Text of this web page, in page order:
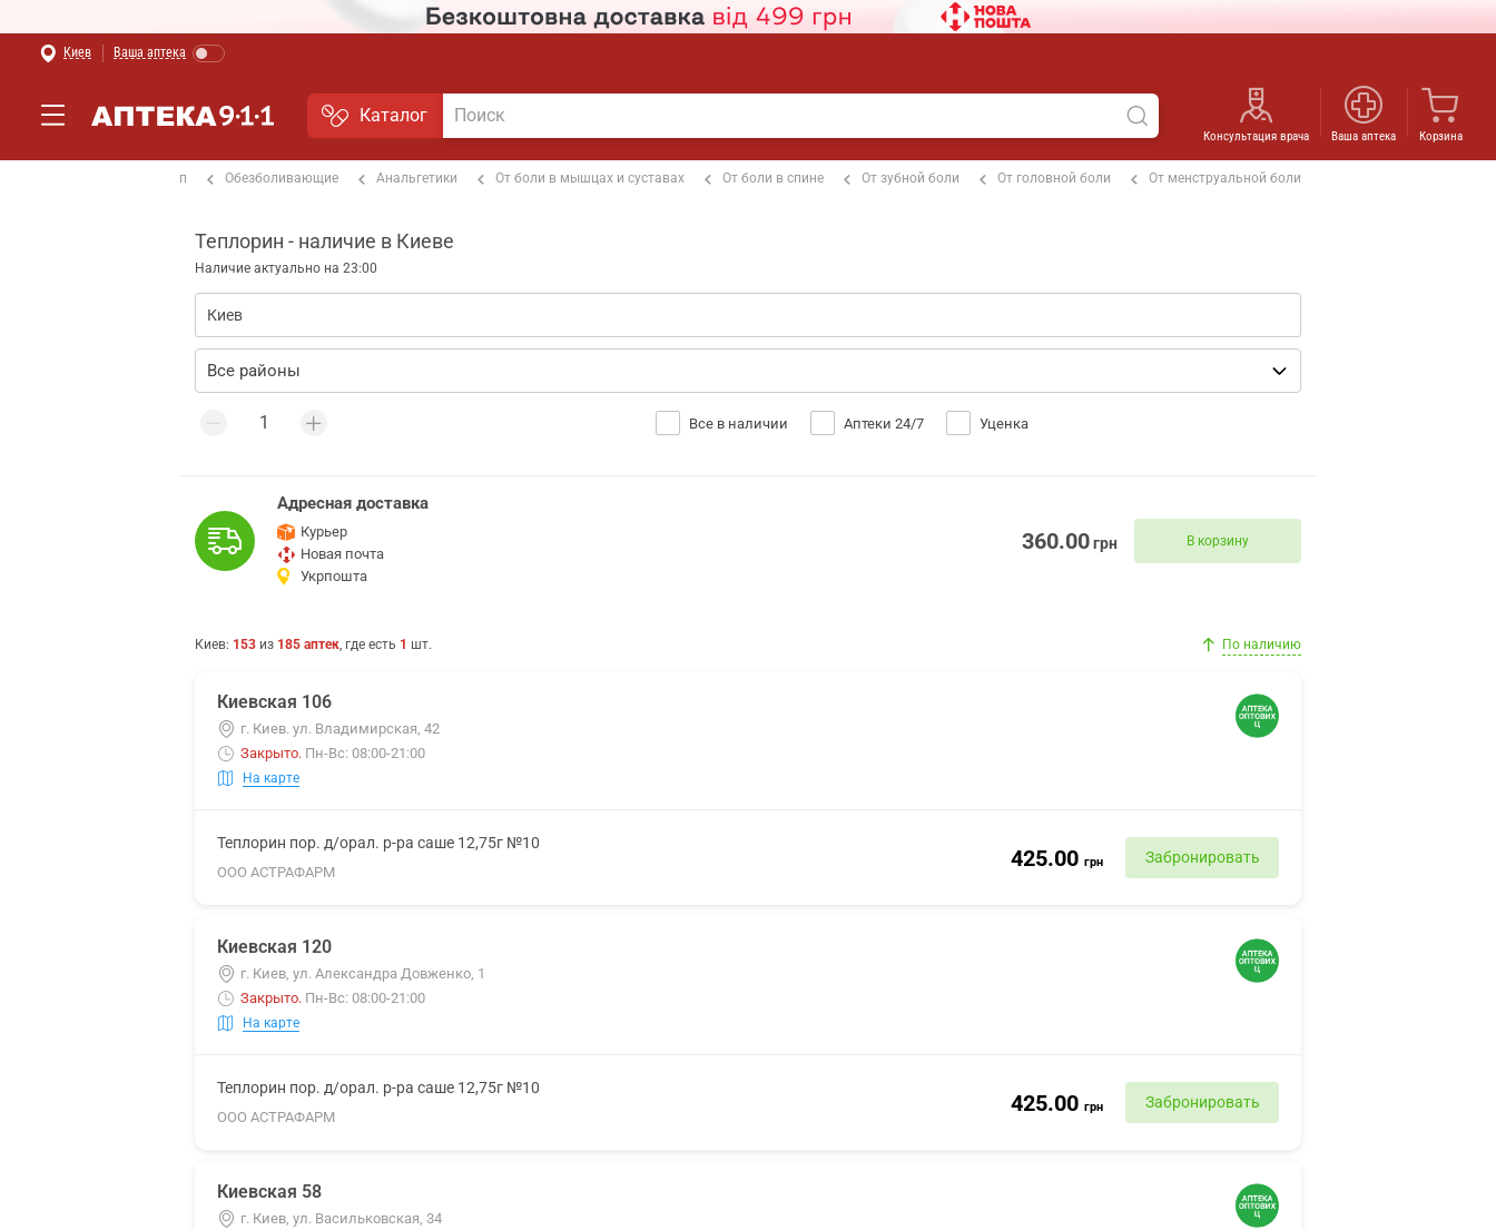
Киев Ваша аптека
Каталог
Консультация врача Ваша аптека Корзина
Простуда и грипп Обезболивающие Анальгетики От боли в мышцах и суставах От боли в спине От зубной боли От головной боли От менструальной боли
Теплорин - наличие в Киеве
Наличие актуально на 23:00
Все в наличии Аптеки 24/7 Уценка
Адресная доставка
Курьер
Новая почта
Укрпошта
360.00грн В корзину
Киев: 153 из 185 аптек, где есть 1 шт. По наличию
Киевская 106
г. Киев. ул. Владимирская, 42
Закрыто. Пн-Вс: 08:00-21:00
На карте
Теплорин пор. д/орал. р-ра саше 12,75г №10
ООО АСТРАФАРМ
425.00 грн Забронировать
Киевская 120
г. Киев, ул. Александра Довженко, 1
Закрыто. Пн-Вс: 08:00-21:00
На карте
Теплорин пор. д/орал. р-ра саше 12,75г №10
ООО АСТРАФАРМ
425.00 грн Забронировать
Киевская 58
г. Киев, ул. Васильковская, 34